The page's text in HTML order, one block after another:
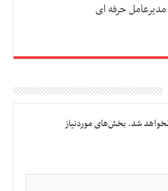
حرفه ای
شد.بخش‌های موردنیاز